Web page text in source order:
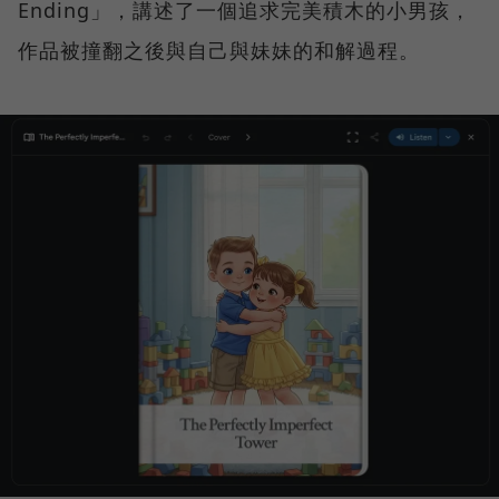
Ending」，講述了一個追求完美積木的小男孩，
作品被撞翻之後與自己與妹妹的和解過程。